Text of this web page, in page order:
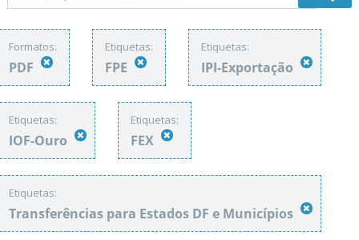
Formatos:
PDF
Etiquetas:
FPE
Etiquetas:
IPI-Exportação
Etiquetas:
IOF-Ouro
Etiquetas:
FEX
Etiquetas:
Transferências para Estados DF e Municípios